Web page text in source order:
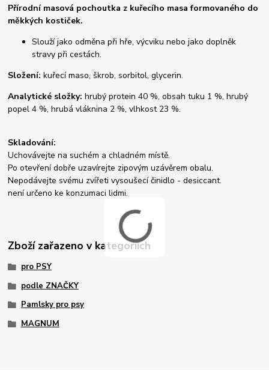
Přírodní masová pochoutka z kuřecího masa formovaného do
měkkých kostiček.
Slouží jako odměna při hře, výcviku nebo jako doplněk
stravy při cestách.
Složení: kuřecí maso, škrob, sorbitol, glycerin.
Analytické složky: hrubý protein 40 %, obsah tuku 1 %, hrubý
popel 4 %, hrubá vláknina 2 %, vlhkost 23 %.
Skladování:
Uchovávejte na suchém a chladném místě.
Po otevření dobře uzavírejte zipovým uzávěrem obalu.
Nepodávejte svému zvířeti vysoušecí činidlo - desiccant.
není určeno ke konzumaci lidmi.
Zboží zařazeno v kategoriích
pro PSY
podle ZNAČKY
Pamlsky pro psy
MAGNUM